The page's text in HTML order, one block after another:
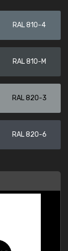
RAL 810-4
RAL 810-M
RAL 820-3
RAL 820-6